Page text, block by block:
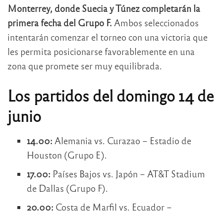
Monterrey, donde Suecia y Túnez completarán la
primera fecha del Grupo F. Ambos seleccionados
intentarán comenzar el torneo con una victoria que
les permita posicionarse favorablemente en una
zona que promete ser muy equilibrada.
Los partidos del domingo 14 de
junio
14.00: Alemania vs. Curazao – Estadio de
Houston (Grupo E).
17.00: Países Bajos vs. Japón – AT&T Stadium
de Dallas (Grupo F).
20.00: Costa de Marfil vs. Ecuador –